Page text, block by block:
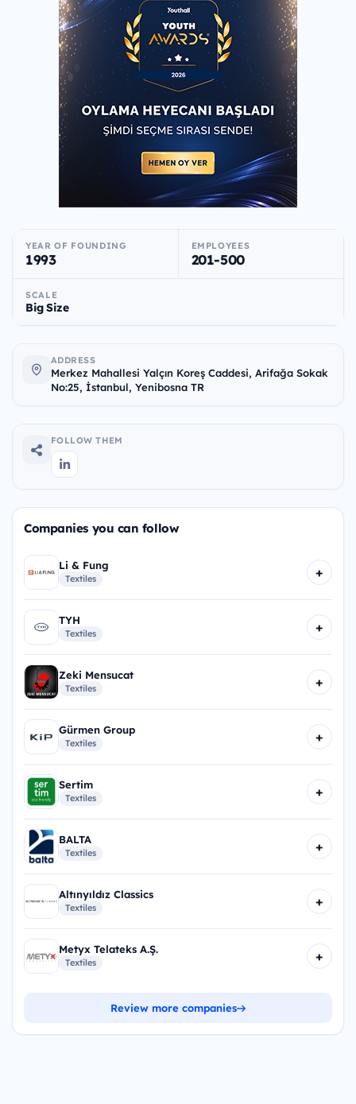
YEAR OF FOUNDING
1993
EMPLOYEES
201-500
SCALE
Big Size
ADDRESS
Merkez Mahallesi Yalçın Koreş Caddesi, Arifağa Sokak
No:25, İstanbul, Yenibosna TR
FOLLOW THEM
Companies you can follow
Li & Fung
Textiles +
TYH
Textiles +
Zeki Mensucat
Textiles +
Gürmen Group
Textiles +
Sertim
Textiles +
BALTA
Textiles +
Altınyıldız Classics
Textiles +
Metyx Telateks A.Ş.
Textiles +
Review more companies